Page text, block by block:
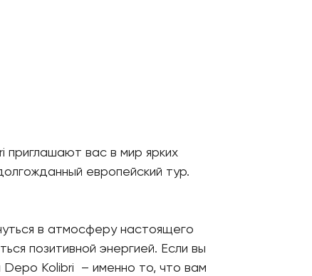
приглашают вас в мир ярких
европейский тур.
в атмосферу настоящего
позитивной энергией. Если вы
Depo Kolibri – именно то, что вам